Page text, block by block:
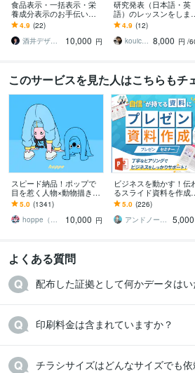
食品表示・一括表示・栄
養成分表示のお手伝いし
ます アレルゲンもお任
せ！食品衛生・品質管理
のアウトソーシング
4.9 (22)
酒井デザインスタジオ
10,000 円
研究発表（日本語・英
語）のレッスンをします
伝わる研究発表（日本
語・英語）の秘訣をお伝
えします
4.9 (12)
kouichicnakamura 8,000 円 /
このサービスを見た人はこちらもチ
スピード納品！ポップで
目を惹く人物×動物描きま
す 挿絵・動画・グッズな
ど鮮やかな配色で個性を
出したい方へ
5.0 (1341)
hoppe（ほっぺ）
10,000 円
ビジネスを動かす！伝
るスライド資料を作成し
ます 営業資料・プレゼン
資料・企画書・セミナー
資料のパワポ作成
5.0 (226)
アンドノーツ｜スライドデザイナー
5,000
よくある質問
配布した証拠として何かデータは
印刷料金は含まれていますか？
チラシサイズはどんなサイズでも